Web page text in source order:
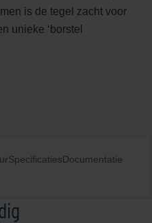
is de tegel zacht voor
unieke ‘borstel
SpecificatiesDocumentatie